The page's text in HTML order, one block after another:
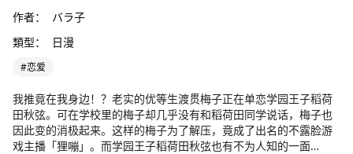
作者：
バラ子
類型：
日漫
#恋爱
我推竟在我身边！？老实的优等生渡贯梅子正在单恋学园王子稻荷
田秋弦。可在学校里的梅子却几乎没有和稻荷田同学说话，梅子也
因此变的消极起来。这样的梅子为了解压，竟成了出名的不露脸游
戏主播「狸嘣」。而学园王子稻荷田秋弦也有不为人知的一面